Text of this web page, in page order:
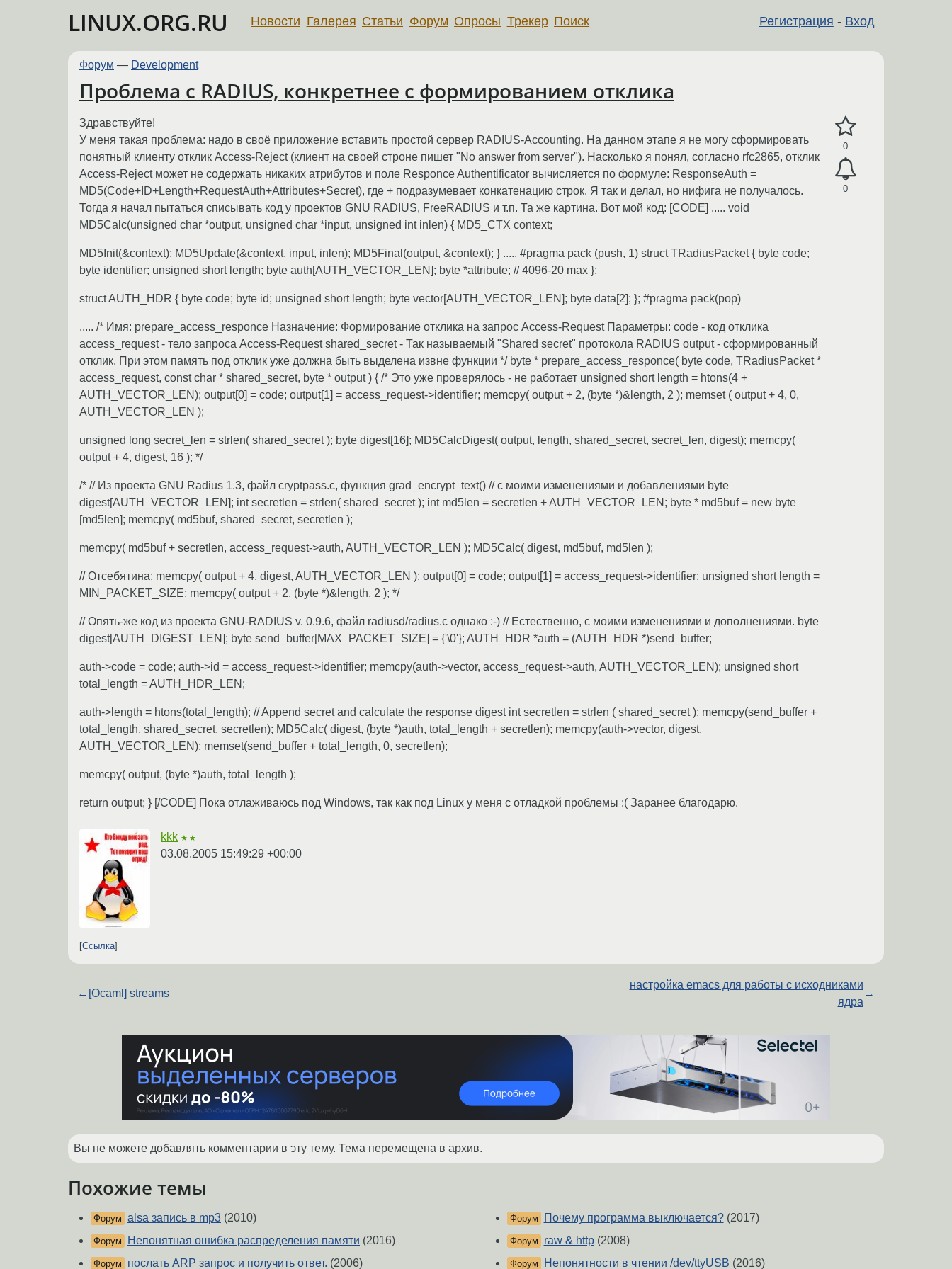
LINUX.ORG.RU Регистрация - Вход
Новости Галерея Статьи Форум Опросы Трекер Поиск
Форум — Development
Проблема с RADIUS, конкретнее с формированием отклика
0
0
Здравствуйте!
У меня такая проблема: надо в своё приложение вставить простой сервер RADIUS-Accounting. На данном этапе я не могу сформировать
понятный клиенту отклик Access-Reject (клиент на своей строне пишет "No answer from server"). Насколько я понял, согласно rfc2865, отклик
Access-Reject может не содержать никаких атрибутов и поле Responce Authentificator вычисляется по формуле: ResponseAuth =
MD5(Code+ID+Length+RequestAuth+Attributes+Secret), где + подразумевает конкатенацию строк. Я так и делал, но нифига не получалось.
Тогда я начал пытаться списывать код у проектов GNU RADIUS, FreeRADIUS и т.п. Та же картина. Вот мой код: [CODE] ..... void
MD5Calc(unsigned char *output, unsigned char *input, unsigned int inlen) { MD5_CTX context;
MD5Init(&context); MD5Update(&context, input, inlen); MD5Final(output, &context); } ..... #pragma pack (push, 1) struct TRadiusPacket { byte code;
byte identifier; unsigned short length; byte auth[AUTH_VECTOR_LEN]; byte *attribute; // 4096-20 max };
struct AUTH_HDR { byte code; byte id; unsigned short length; byte vector[AUTH_VECTOR_LEN]; byte data[2]; }; #pragma pack(pop)
..... /* Имя: prepare_access_responce Назначение: Формирование отклика на запрос Access-Request Параметры: code - код отклика
access_request - тело запроса Access-Request shared_secret - Так называемый "Shared secret" протокола RADIUS output - сформированный
отклик. При этом память под отклик уже должна быть выделена извне функции */ byte * prepare_access_responce( byte code, TRadiusPacket *
access_request, const char * shared_secret, byte * output ) { /* Это уже проверялось - не работает unsigned short length = htons(4 +
AUTH_VECTOR_LEN); output[0] = code; output[1] = access_request->identifier; memcpy( output + 2, (byte *)&length, 2 ); memset ( output + 4, 0,
AUTH_VECTOR_LEN );
unsigned long secret_len = strlen( shared_secret ); byte digest[16]; MD5CalcDigest( output, length, shared_secret, secret_len, digest); memcpy(
output + 4, digest, 16 ); */
/* // Из проекта GNU Radius 1.3, файл cryptpass.c, функция grad_encrypt_text() // с моими изменениями и добавлениями byte
digest[AUTH_VECTOR_LEN]; int secretlen = strlen( shared_secret ); int md5len = secretlen + AUTH_VECTOR_LEN; byte * md5buf = new byte
[md5len]; memcpy( md5buf, shared_secret, secretlen );
memcpy( md5buf + secretlen, access_request->auth, AUTH_VECTOR_LEN ); MD5Calc( digest, md5buf, md5len );
// Отсебятина: memcpy( output + 4, digest, AUTH_VECTOR_LEN ); output[0] = code; output[1] = access_request->identifier; unsigned short length =
MIN_PACKET_SIZE; memcpy( output + 2, (byte *)&length, 2 ); */
// Опять-же код из проекта GNU-RADIUS v. 0.9.6, файл radiusd/radius.c однако :-) // Естественно, с моими изменениями и дополнениями. byte
digest[AUTH_DIGEST_LEN]; byte send_buffer[MAX_PACKET_SIZE] = {'\0'}; AUTH_HDR *auth = (AUTH_HDR *)send_buffer;
auth->code = code; auth->id = access_request->identifier; memcpy(auth->vector, access_request->auth, AUTH_VECTOR_LEN); unsigned short
total_length = AUTH_HDR_LEN;
auth->length = htons(total_length); // Append secret and calculate the response digest int secretlen = strlen ( shared_secret ); memcpy(send_buffer +
total_length, shared_secret, secretlen); MD5Calc( digest, (byte *)auth, total_length + secretlen); memcpy(auth->vector, digest,
AUTH_VECTOR_LEN); memset(send_buffer + total_length, 0, secretlen);
memcpy( output, (byte *)auth, total_length );
return output; } [/CODE] Пока отлаживаюсь под Windows, так как под Linux у меня с отладкой проблемы :( Заранее благодарю.
kkk ★★
03.08.2005 15:49:29 +00:00
Ссылка
← [Ocaml] streams
настройка emacs для работы с исходниками
ядра
→
Вы не можете добавлять комментарии в эту тему. Тема перемещена в архив.
Похожие темы
Форум alsa запись в mp3 (2010)
Форум Непонятная ошибка распределения памяти (2016)
Форум послать ARP запрос и получить ответ. (2006)
Форум Почему программа выключается?(2017)
Форум raw & http(2008)
Форум Непонятности в чтении /dev/ttyUSB (2016)